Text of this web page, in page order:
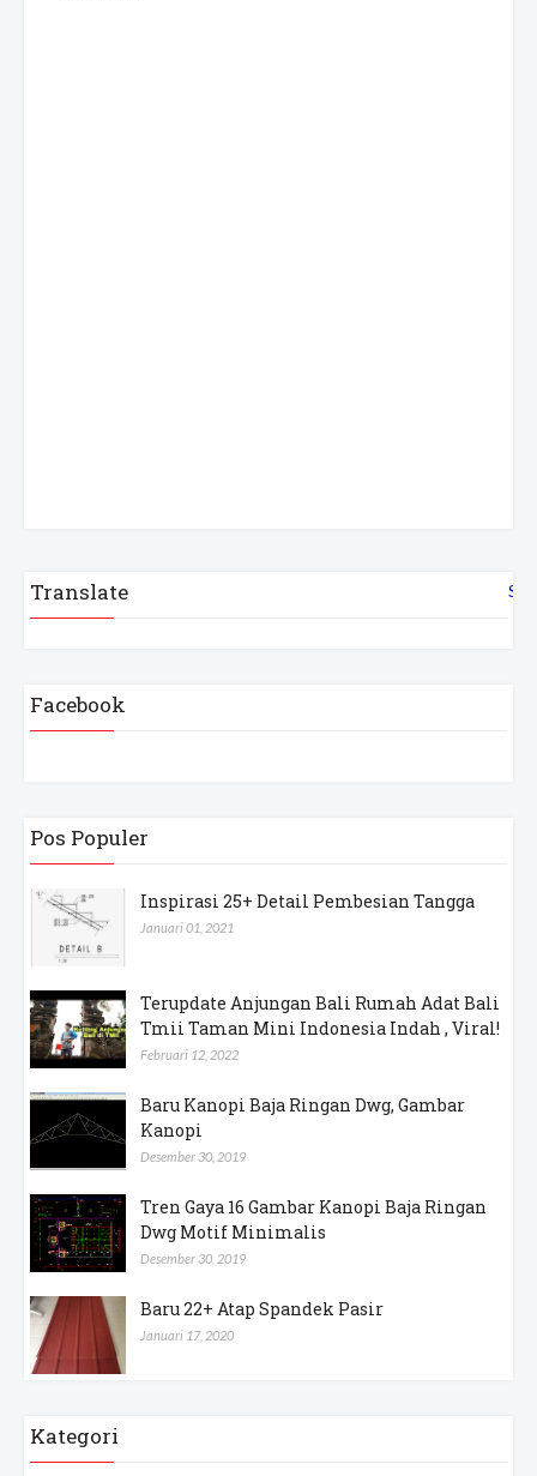
Translate
Facebook
Pos Populer
Inspirasi 25+ Detail Pembesian Tangga
Januari 01, 2021
Terupdate Anjungan Bali Rumah Adat Bali
Tmii Taman Mini Indonesia Indah , Viral!
Februari 12, 2022
Baru Kanopi Baja Ringan Dwg, Gambar
Kanopi
Desember 30, 2019
Tren Gaya 16 Gambar Kanopi Baja Ringan
Dwg Motif Minimalis
Desember 30, 2019
Baru 22+ Atap Spandek Pasir
Januari 17, 2020
Kategori